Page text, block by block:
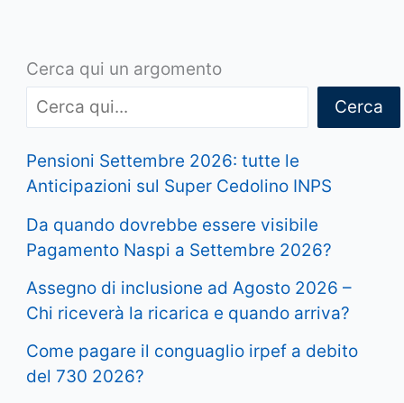
Cerca qui un argomento
Cerca
Pensioni Settembre 2026: tutte le
Anticipazioni sul Super Cedolino INPS
Da quando dovrebbe essere visibile
Pagamento Naspi a Settembre 2026?
Assegno di inclusione ad Agosto 2026 –
Chi riceverà la ricarica e quando arriva?
Come pagare il conguaglio irpef a debito
del 730 2026?